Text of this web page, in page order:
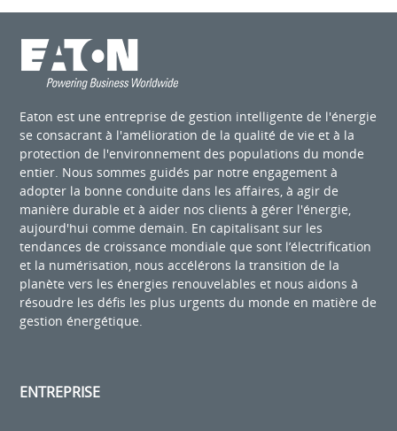
Eaton est une entreprise de gestion intelligente de l'énergie
se consacrant à l'amélioration de la qualité de vie et à la
protection de l'environnement des populations du monde
entier. Nous sommes guidés par notre engagement à
adopter la bonne conduite dans les affaires, à agir de
manière durable et à aider nos clients à gérer l'énergie,
aujourd'hui comme demain. En capitalisant sur les
tendances de croissance mondiale que sont l’électrification
et la numérisation, nous accélérons la transition de la
planète vers les énergies renouvelables et nous aidons à
résoudre les défis les plus urgents du monde en matière de
gestion énergétique.
ENTREPRISE